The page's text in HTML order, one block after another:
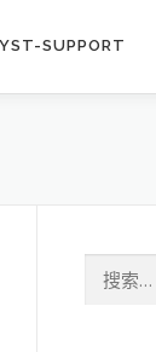
SUPPORT
索：